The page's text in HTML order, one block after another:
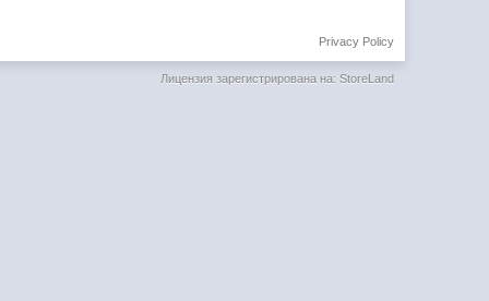
Privacy Policy
Лицензия зарегистрирована на: StoreLand